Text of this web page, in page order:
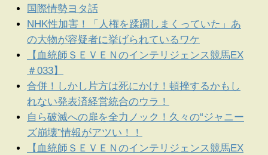
国際情勢ヨタ話
NHK性加害！「人権を蹂躙しまくっていた」あ
の大物が容疑者に挙げられているワケ
【血統師ＳＥＶＥＮのインテリジェンス競馬EX
＃033】
合併！しかし片方は死にかけ！頓挫するかもし
れない発表済経営統合のウラ！
自ら破滅への扉を全力ノック！久々の“ジャニー
ズ崩壊”情報がアツい！！
【血統師ＳＥＶＥＮのインテリジェンス競馬EX